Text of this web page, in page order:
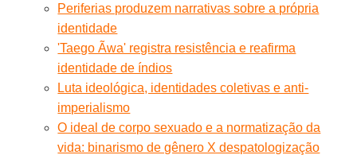
Periferias produzem narrativas sobre a própria
identidade
'Taego Ãwa' registra resistência e reafirma
identidade de índios
Luta ideológica, identidades coletivas e anti-
imperialismo
O ideal de corpo sexuado e a normatização da
vida: binarismo de gênero X despatologização